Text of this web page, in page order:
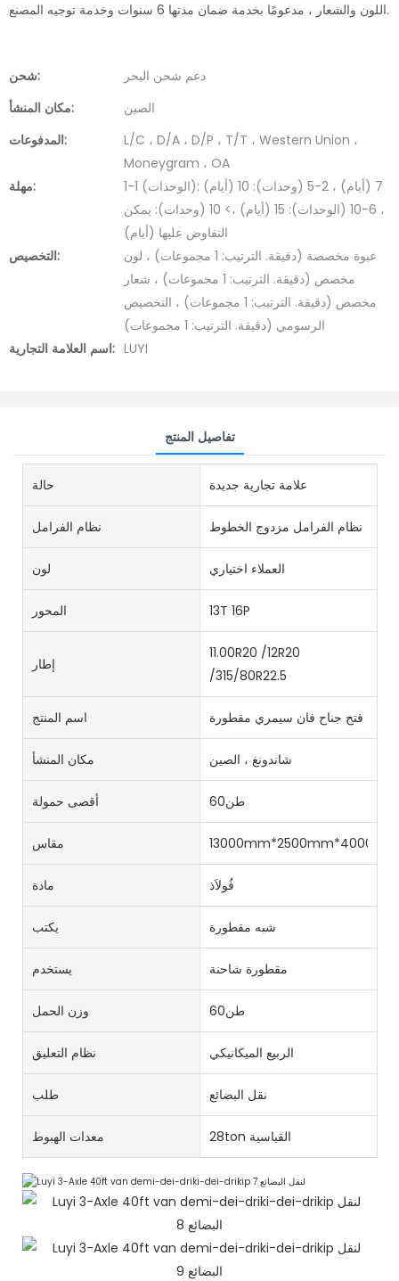
اللون والشعار ، مدعومًا بخدمة ضمان مدتها 6 سنوات وخدمة توجيه المصنع.
شحن:
دعم شحن البحر
مكان المنشأ:
الصين
المدفوعات:
L/C ، D/A ، D/P ، T/T ، Western Union ،
Moneygram ، OA
مهلة:
1-1 (الوحدات): 7 (أيام) ، 2-5 (وحدات): 10 (أيام)
، 6-10 (الوحدات): 15 (أيام) ،> 10 (وحدات): يمكن
التفاوض عليها (أيام)
التخصيص:
عبوة مخصصة (دقيقة. الترتيب: 1 مجموعات) ، لون
مخصص (دقيقة. الترتيب: 1 مجموعات) ، شعار
مخصص (دقيقة. الترتيب: 1 مجموعات) ، التخصيص
الرسومي (دقيقة. الترتيب: 1 مجموعات)
اسم العلامة التجارية: LUYI
تفاصيل المنتج
حالة علامة تجارية جديدة
نظام الفرامل نظام الفرامل مزدوج الخطوط
لون العملاء اختياري
المحور 13T 16P
إطار
11.00R20 /12R20
/315/80R22.5
اسم المنتج فتح جناح فان سيمري مقطورة
مكان المنشأ شاندونغ ، الصين
أقصى حمولة طن60
مقاس 13000mm*2500mm*4000mm
مادة فُولاَذ
يكتب شبه مقطورة
يستخدم مقطورة شاحنة
وزن الحمل طن60
نظام التعليق الربيع الميكانيكي
طلب نقل البضائع
معدات الهبوط 28ton القياسية